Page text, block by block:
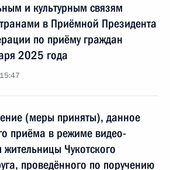
и культурным связям
в Приёмной Президента
по приёму граждан
2025 года
(меры приняты), данное
приёма в режиме видео-
Чукотского
проведённого по поручению